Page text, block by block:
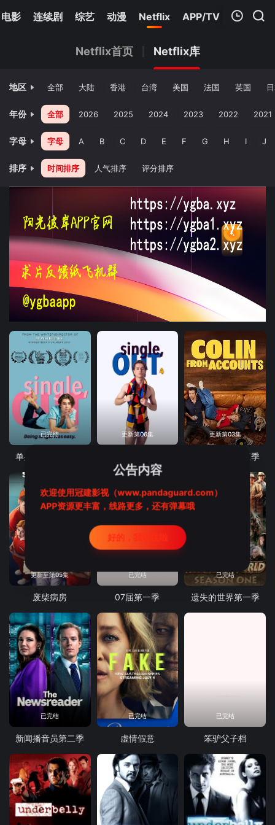
电影 连续剧 综艺 动漫 Netflix APP/TV
我的观影记录
暂无观看影片的记录
Netflix首页 Netflix库
地区 全部 大陆 香港 台湾 美国 法国 英国
年份 全部 2026 2025 2024 2023 2022 2021
字母 字母 A B C D E F G H I J
排序 时间排序 人气排序 评分排序
已完结
单身，出柜第一季
更新第06集 更新第03集
爱情小狗牵第三季
更新至第05集
废柴病房
已完结
07届第一季
已完结
遗失的世界第一季
已完结
新闻播音员第二季
已完结
虚情假意
已完结
笨驴父子档
公告内容
欢迎使用冠建影视（www.pandaguard.com）
APP资源更丰富，线路更多，还有弹幕哦
好的，我记住啦